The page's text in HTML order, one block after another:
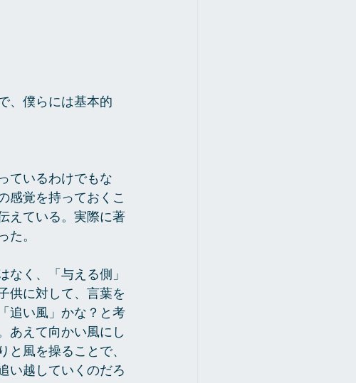
、僕らには基本的
ているわけでもな
感覚を持っておくこ
えている。実際に著
た。
なく、「与える側」
供に対して、言葉を
追い風」かな？と考
あえて向かい風にし
風を操ることで、
い越していくのだろ